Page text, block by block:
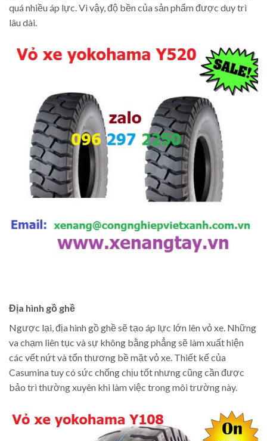
quá nhiều áp lực. Vì vậy, độ bền của sản phẩm được duy trì
lâu dài.
Địa hình gồ ghề
Ngược lại, địa hình gồ ghề sẽ tạo áp lực lớn lên vỏ xe. Những
va chạm liên tục và sự không bằng phẳng sẽ làm xuất hiện
các vết nứt và tổn thương bề mặt vỏ xe. Thiết kế của
Casumina tuy có sức chống chịu tốt nhưng cũng cần được
bảo trì thường xuyên khi làm việc trong môi trường này.